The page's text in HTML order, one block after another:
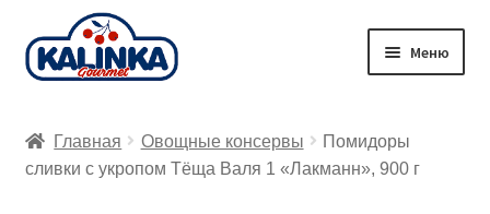
Перейти
к
Перейти
к
Меню
Заказ онлайн
Главная Овощные консервы
Помидоры
сливки с укропом Тёща Валя 1 «Лакманн», 900 г